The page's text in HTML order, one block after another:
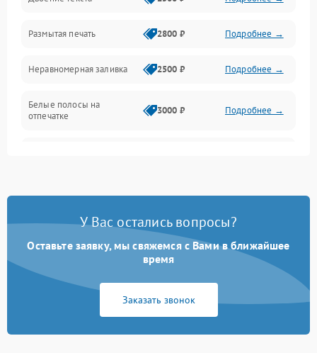
Подключение и интерфейсы
Дисплей и органы управления
Изображение
Размытая печать 2800 ₽ Подробнее →
Неравномерная заливка 2500 ₽ Подробнее →
Белые полосы на
отпечатке
3000 ₽ Подробнее →
У Вас остались вопросы?
Оставьте заявку, мы свяжемся с Вами в ближайшее
время
Заказать звонок